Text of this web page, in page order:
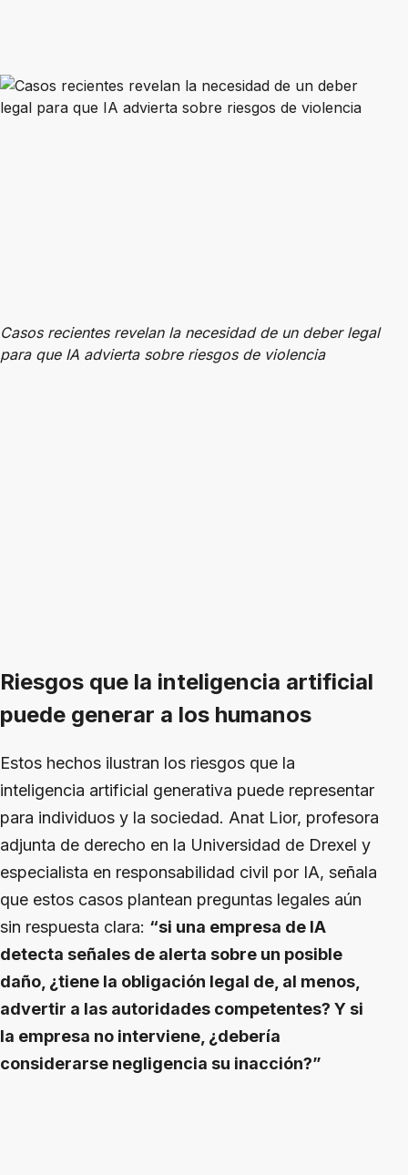
Casos recientes revelan la necesidad de un deber legal
para que IA advierta sobre riesgos de violencia
Riesgos que la inteligencia artificial
puede generar a los humanos
Estos hechos ilustran los riesgos que la
inteligencia artificial generativa puede representar
para individuos y la sociedad. Anat Lior, profesora
adjunta de derecho en la Universidad de Drexel y
especialista en responsabilidad civil por IA, señala
que estos casos plantean preguntas legales aún
sin respuesta clara: “si una empresa de IA
detecta señales de alerta sobre un posible
daño, ¿tiene la obligación legal de, al menos,
advertir a las autoridades competentes? Y si
la empresa no interviene, ¿debería
considerarse negligencia su inacción?”